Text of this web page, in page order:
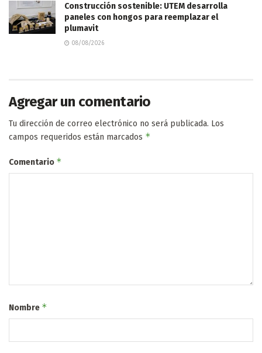
Construcción sostenible: UTEM desarrolla
paneles con hongos para reemplazar el
plumavit
08/08/2026
Agregar un comentario
Tu dirección de correo electrónico no será publicada. Los
campos requeridos están marcados *
Comentario *
Nombre *